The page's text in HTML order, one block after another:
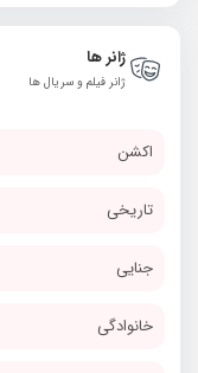
ژانر ها
ژانر فیلم و سریال ها
اکشن
تاریخی
جنایی
خانوادگی